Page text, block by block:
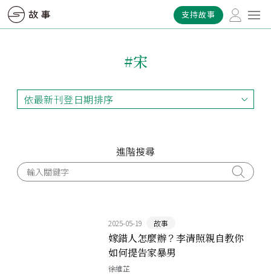
支持故事
#宋
依最新刊登日期排序
依最新刊登日期排序
進階搜尋
2025-05-19 故事
嫁錯人怎麼辦？李清照親自教你
如何提告家暴男
徐維芷